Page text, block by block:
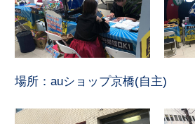
場所：auショップ京橋(自主)